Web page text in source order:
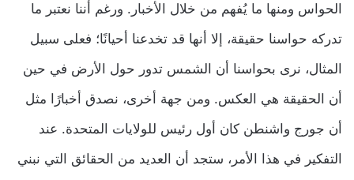
الحواس ومنها ما يُفهم من خلال الأخبار. ورغم أننا نعتبر ما
تدركه حواسنا حقيقة، إلا أنها قد تخدعنا أحيانًا؛ فعلى سبيل
المثال، نرى بحواسنا أن الشمس تدور حول الأرض في حين
أن الحقيقة هي العكس. ومن جهة أخرى، نصدق أخبارًا مثل
أن جورج واشنطن كان أول رئيس للولايات المتحدة. عند
التفكير في هذا الأمر، ستجد أن العديد من الحقائق التي نبني